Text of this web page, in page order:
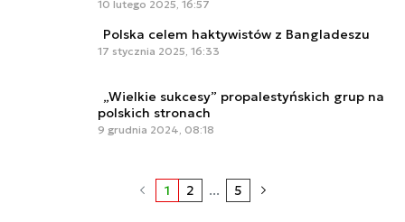
10 lutego 2025, 16:57
Polska celem haktywistów z Bangladeszu
17 stycznia 2025, 16:33
„Wielkie sukcesy” propalestyńskich grup na
polskich stronach
9 grudnia 2024, 08:18
1 2 ... 5